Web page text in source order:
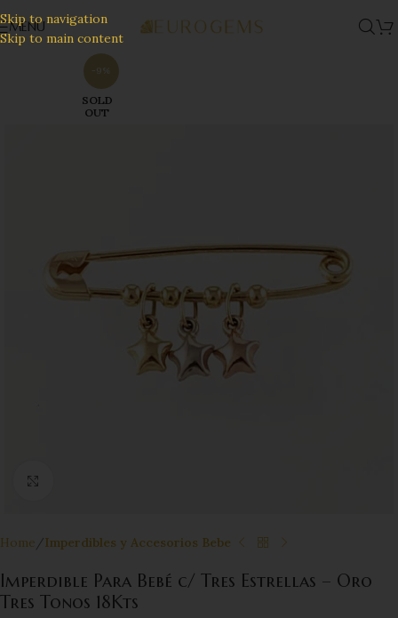
Skip to navigation
Skip to main content
MENU
-9%
SOLD
OUT
Home Imperdibles y Accesorios Bebe
Imperdible Para Bebé c/ Tres Estrellas – Oro
Tres Tonos 18Kts